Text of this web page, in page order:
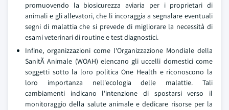
promuovendo la biosicurezza aviaria per i proprietari di
animali e gli allevatori, che li incoraggia a segnalare eventuali
segni di malattia che si prevede di migliorare la necessità di
esami veterinari di routine e test diagnostici.
Infine, organizzazioni come l'Organizzazione Mondiale della
SanitÃ Animale (WOAH) elencano gli uccelli domestici come
soggetti sotto la loro politica One Health e riconoscono la
loro importanza nell'ecologia delle malattie. Tali
cambiamenti indicano l'intenzione di spostarsi verso il
monitoraggio della salute animale e dedicare risorse per la